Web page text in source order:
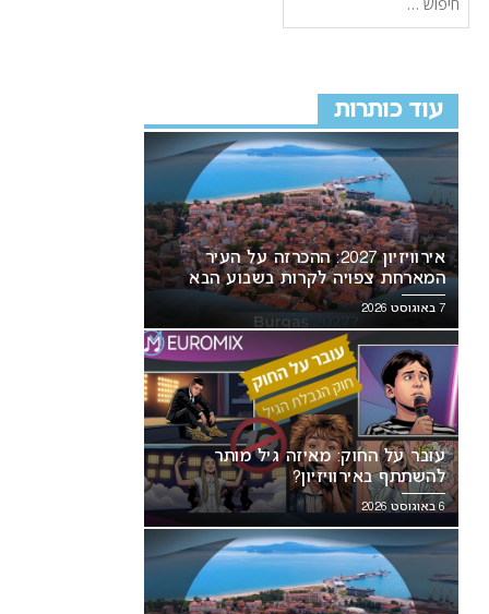
עוד כותרות
אירוויזיון 2027: ההכרזה על העיר
המארחת צפויה לקרות בשבוע הבא
7 באוגוסט 2026
עובר על החוק: מאיזה גיל מותר
להשתתף באירוויזיון?
6 באוגוסט 2026